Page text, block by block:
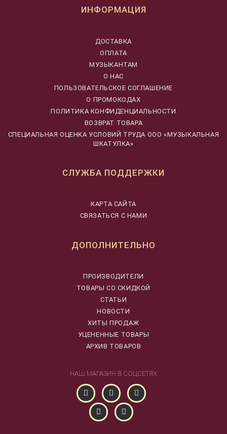
ИНФОРМАЦИЯ
ДОСТАВКА
ОПЛАТА
МУЗЫКАНТАМ
О НАС
ПОЛЬЗОВАТЕЛЬСКОЕ СОГЛАШЕНИЕ
О ПРОМОКОДАХ
ПОЛИТИКА КОНФИДЕНЦИАЛЬНОСТИ
ВОЗВРАТ ТОВАРА
CПЕЦИАЛЬНАЯ ОЦЕНКА УСЛОВИЙ ТРУДА ООО «МУЗЫКАЛЬНАЯ
ШКАТУЛКА»
СЛУЖБА ПОДДЕРЖКИ
КАРТА САЙТА
СВЯЗАТЬСЯ С НАМИ
ДОПОЛНИТЕЛЬНО
ПРОИЗВОДИТЕЛИ
ТОВАРЫ СО СКИДКОЙ
СТАТЬИ
НОВОСТИ
ХИТЫ ПРОДАЖ
УЦЕНЕННЫЕ ТОВАРЫ
АРХИВ ТОВАРОВ
НАШ МАГАЗИН В СОЦСЕТЯХ